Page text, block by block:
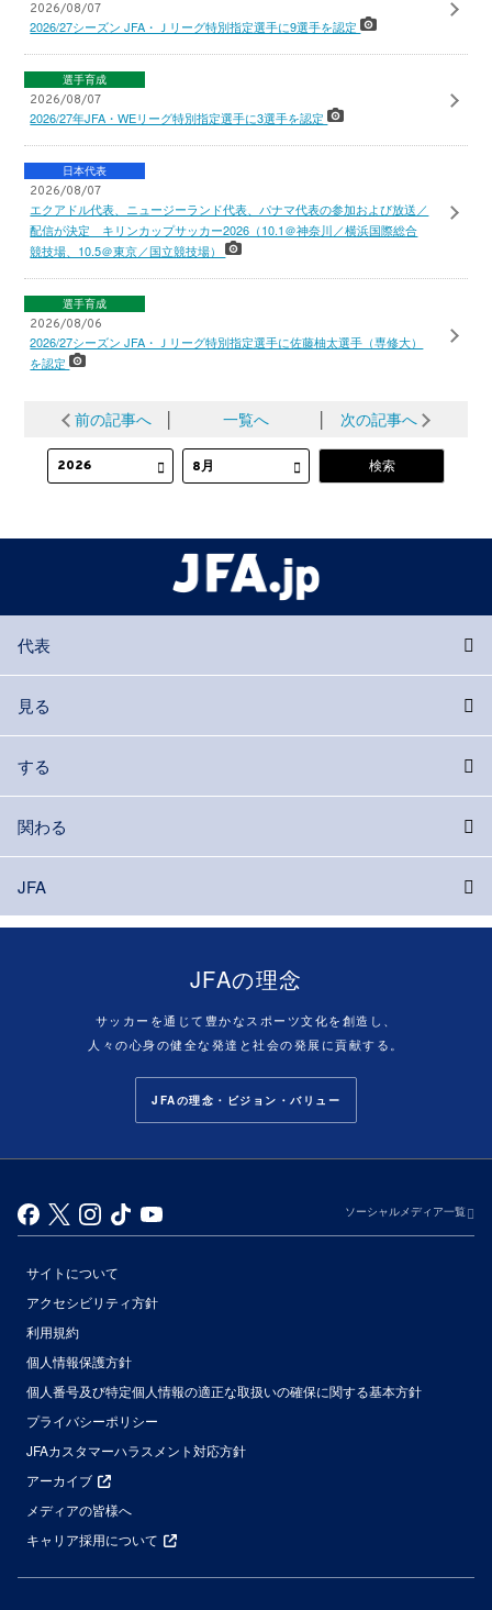
2026/08/07
2026/27シーズン JFA・Ｊリーグ特別指定選手に9選手を認定
選手育成
2026/08/07
2026/27年JFA・WEリーグ特別指定選手に3選手を認定
日本代表
2026/08/07
エクアドル代表、ニュージーランド代表、パナマ代表の参加および放送／
配信が決定 キリンカップサッカー2026（10.1＠神奈川／横浜国際総合
競技場、10.5＠東京／国立競技場）
選手育成
2026/08/06
2026/27シーズン JFA・Ｊリーグ特別指定選手に佐藤柚太選手（専修大）
を認定
前の記事へ 一覧へ 次の記事へ
代表
見る
する
関わる
JFA
JFAの理念
サッカーを通じて豊かなスポーツ文化を創造し、
人々の心身の健全な発達と社会の発展に貢献する。
JFAの理念・ビジョン・バリュー
ソーシャルメディア一覧
サイトについて
アクセシビリティ方針
利用規約
個人情報保護方針
個人番号及び特定個人情報の適正な取扱いの確保に関する基本方針
プライバシーポリシー
JFAカスタマーハラスメント対応方針
アーカイブ
メディアの皆様へ
キャリア採用について